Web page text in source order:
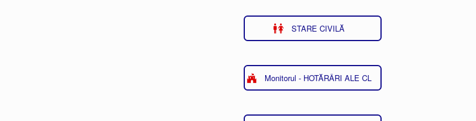
STARE CIVILĂ
Monitorul - HOTĂRÂRI ALE CL